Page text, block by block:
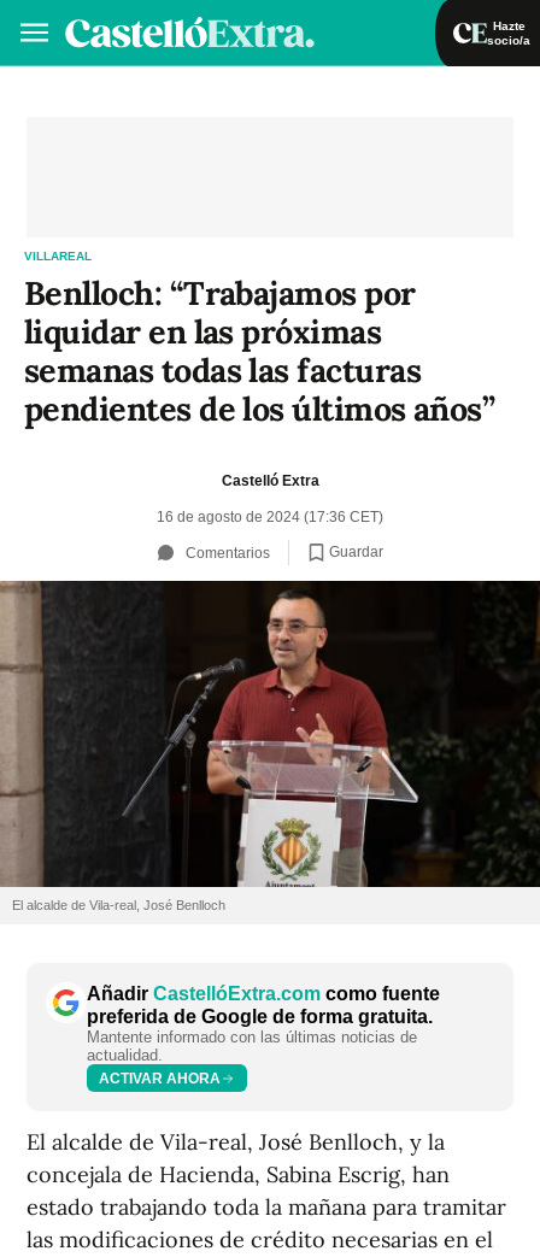
Hazte
socio/a
VILLAREAL
Benlloch: “Trabajamos por
liquidar en las próximas
semanas todas las facturas
pendientes de los últimos años”
Castelló Extra
16 de agosto de 2024 (17:36 CET)
Comentarios Guardar
El alcalde de Vila-real, José Benlloch
Añadir CastellóExtra.com como fuente
preferida de Google de forma gratuita.
Mantente informado con las últimas noticias de
actualidad.
ACTIVAR AHORA
El alcalde de Vila-real, José Benlloch, y la
concejala de Hacienda, Sabina Escrig, han
estado trabajando toda la mañana para tramitar
las modificaciones de crédito necesarias en el